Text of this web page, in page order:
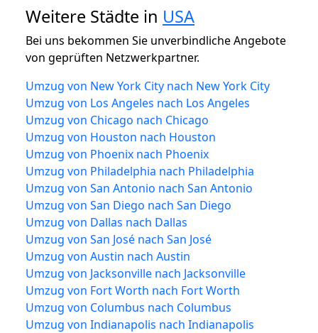
Weitere Städte in USA
Bei uns bekommen Sie unverbindliche Angebote
von geprüften Netzwerkpartner.
Umzug von New York City nach New York City
Umzug von Los Angeles nach Los Angeles
Umzug von Chicago nach Chicago
Umzug von Houston nach Houston
Umzug von Phoenix nach Phoenix
Umzug von Philadelphia nach Philadelphia
Umzug von San Antonio nach San Antonio
Umzug von San Diego nach San Diego
Umzug von Dallas nach Dallas
Umzug von San José nach San José
Umzug von Austin nach Austin
Umzug von Jacksonville nach Jacksonville
Umzug von Fort Worth nach Fort Worth
Umzug von Columbus nach Columbus
Umzug von Indianapolis nach Indianapolis